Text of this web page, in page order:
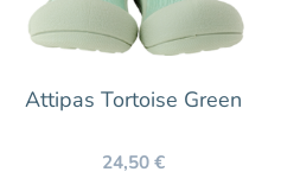
Attipas Tortoise Green
24,50€